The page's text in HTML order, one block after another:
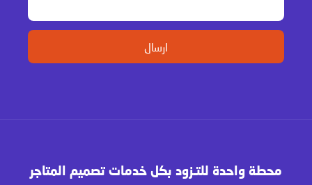
محطة واحدة للتـزود بكل خدمات تصميم المتاجر